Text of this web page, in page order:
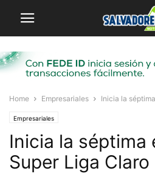
Home Empresariales Inicia la
Empresariales
Inicia la séptima
Super Liga Claro